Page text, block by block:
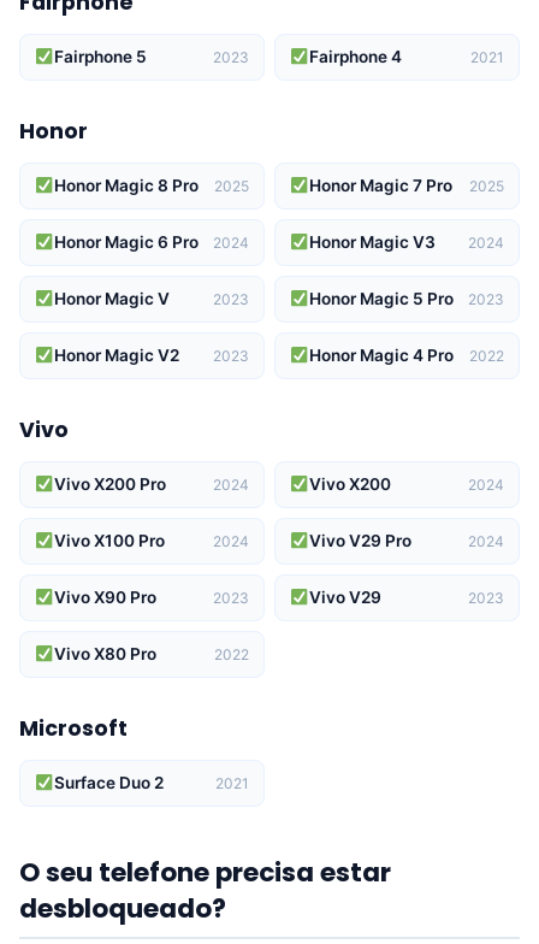
Fairphone 5 2023 Fairphone 4 2021
Honor
Honor Magic 8 Pro 2025 Honor Magic 7 Pro 2025
Honor Magic 6 Pro 2024 Honor Magic V3 2024
Honor Magic V 2023 Honor Magic 5 Pro 2023
Honor Magic V2 2023 Honor Magic 4 Pro 2022
Vivo
Vivo X200 Pro 2024 Vivo X200 2024
Vivo X100 Pro 2024 Vivo V29 Pro 2024
Vivo X90 Pro 2023 Vivo V29 2023
Vivo X80 Pro 2022
Microsoft
Surface Duo 2 2021
O seu telefone precisa estar
desbloqueado?